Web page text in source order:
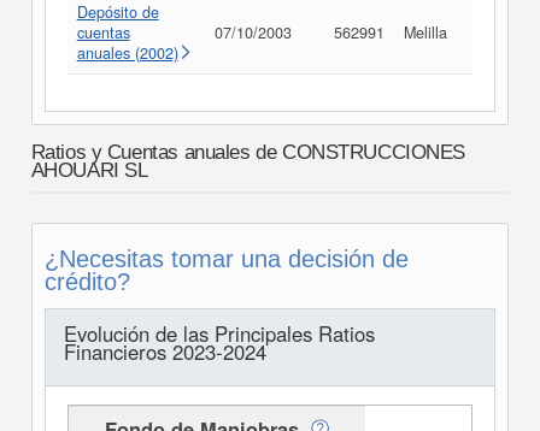
Depósito de
cuentas
anuales (2002)
07/10/2003 562991 Melilla
Ratios y Cuentas anuales de CONSTRUCCIONES
AHOUARI SL
¿Necesitas tomar una decisión de
crédito?
Evolución de las Principales Ratios
Financieros 2023-2024